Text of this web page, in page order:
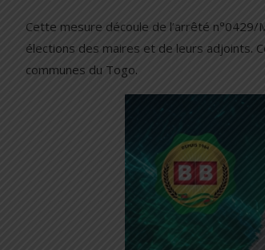
Cette mesure découle de l’arrêté
élections des maires et de leurs adjoints.
communes du Togo.